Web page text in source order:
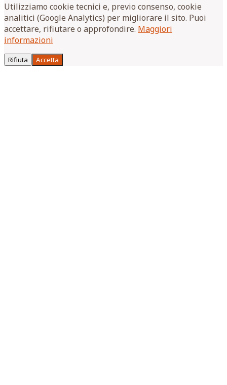
Utilizziamo cookie tecnici e, previo consenso, cookie
analitici (Google Analytics) per migliorare il sito. Puoi
accettare, rifiutare o approfondire. Maggiori
informazioni
Rifiuta Accetta